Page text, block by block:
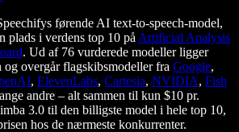
førende AI text-to-speech-model,
plads i verdens top 10 på Artificial Analysis
. Ud af 76 vurderede modeller ligger
og overgår flagskibsmodeller fra Google,
, ElevenLabs, Cartesia, NVIDIA, Fish
andre – alt sammen til kun $10 pr.
3.0 til den billigste model i hele top 10,
hos de nærmeste konkurrenter.